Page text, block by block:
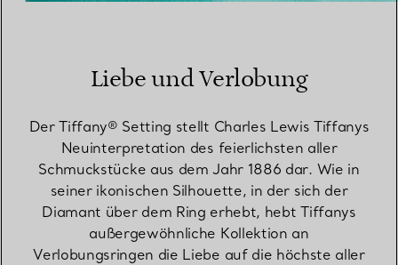
Liebe und Verlobung
Der Tiffany® Setting stellt Charles Lewis Tiffanys
Neuinterpretation des feierlichsten aller
Schmuckstücke aus dem Jahr 1886 dar. Wie in
seiner ikonischen Silhouette, in der sich der
Diamant über dem Ring erhebt, hebt Tiffanys
außergewöhnliche Kollektion an
Verlobungsringen die Liebe auf die höchste aller